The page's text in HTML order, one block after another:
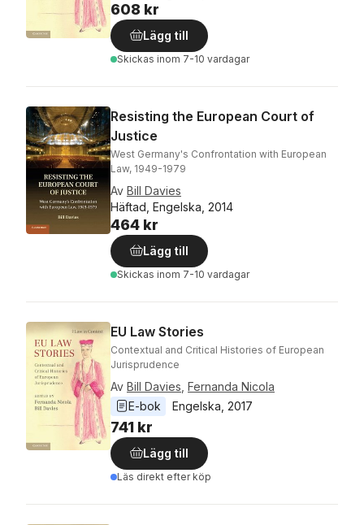
608 kr
Lägg till
Skickas inom 7-10 vardagar
Resisting the European Court of
Justice
West Germany's Confrontation with European
Law, 1949-1979
Av Bill Davies
Häftad, Engelska, 2014
464 kr
Lägg till
Skickas inom 7-10 vardagar
EU Law Stories
Contextual and Critical Histories of European
Jurisprudence
Av Bill Davies Fernanda Nicola
E-bok
Engelska 2017
741 kr
Lägg till
Läs direkt efter köp